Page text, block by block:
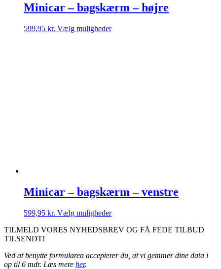
Minicar – bagskærm – højre
599,95 kr. Vælg mulighederDette
Minicar – bagskærm – venstre
599,95 kr. Vælg mulighederDette
har
Mulighederne
TILMELD VORES NYHEDSBREV OG FÅ FEDE TILBUD
TILSENDT!
Ved at benytte formularen accepterer du, at vi gemmer dine data i
op til 6 mdr. Læs mere her.